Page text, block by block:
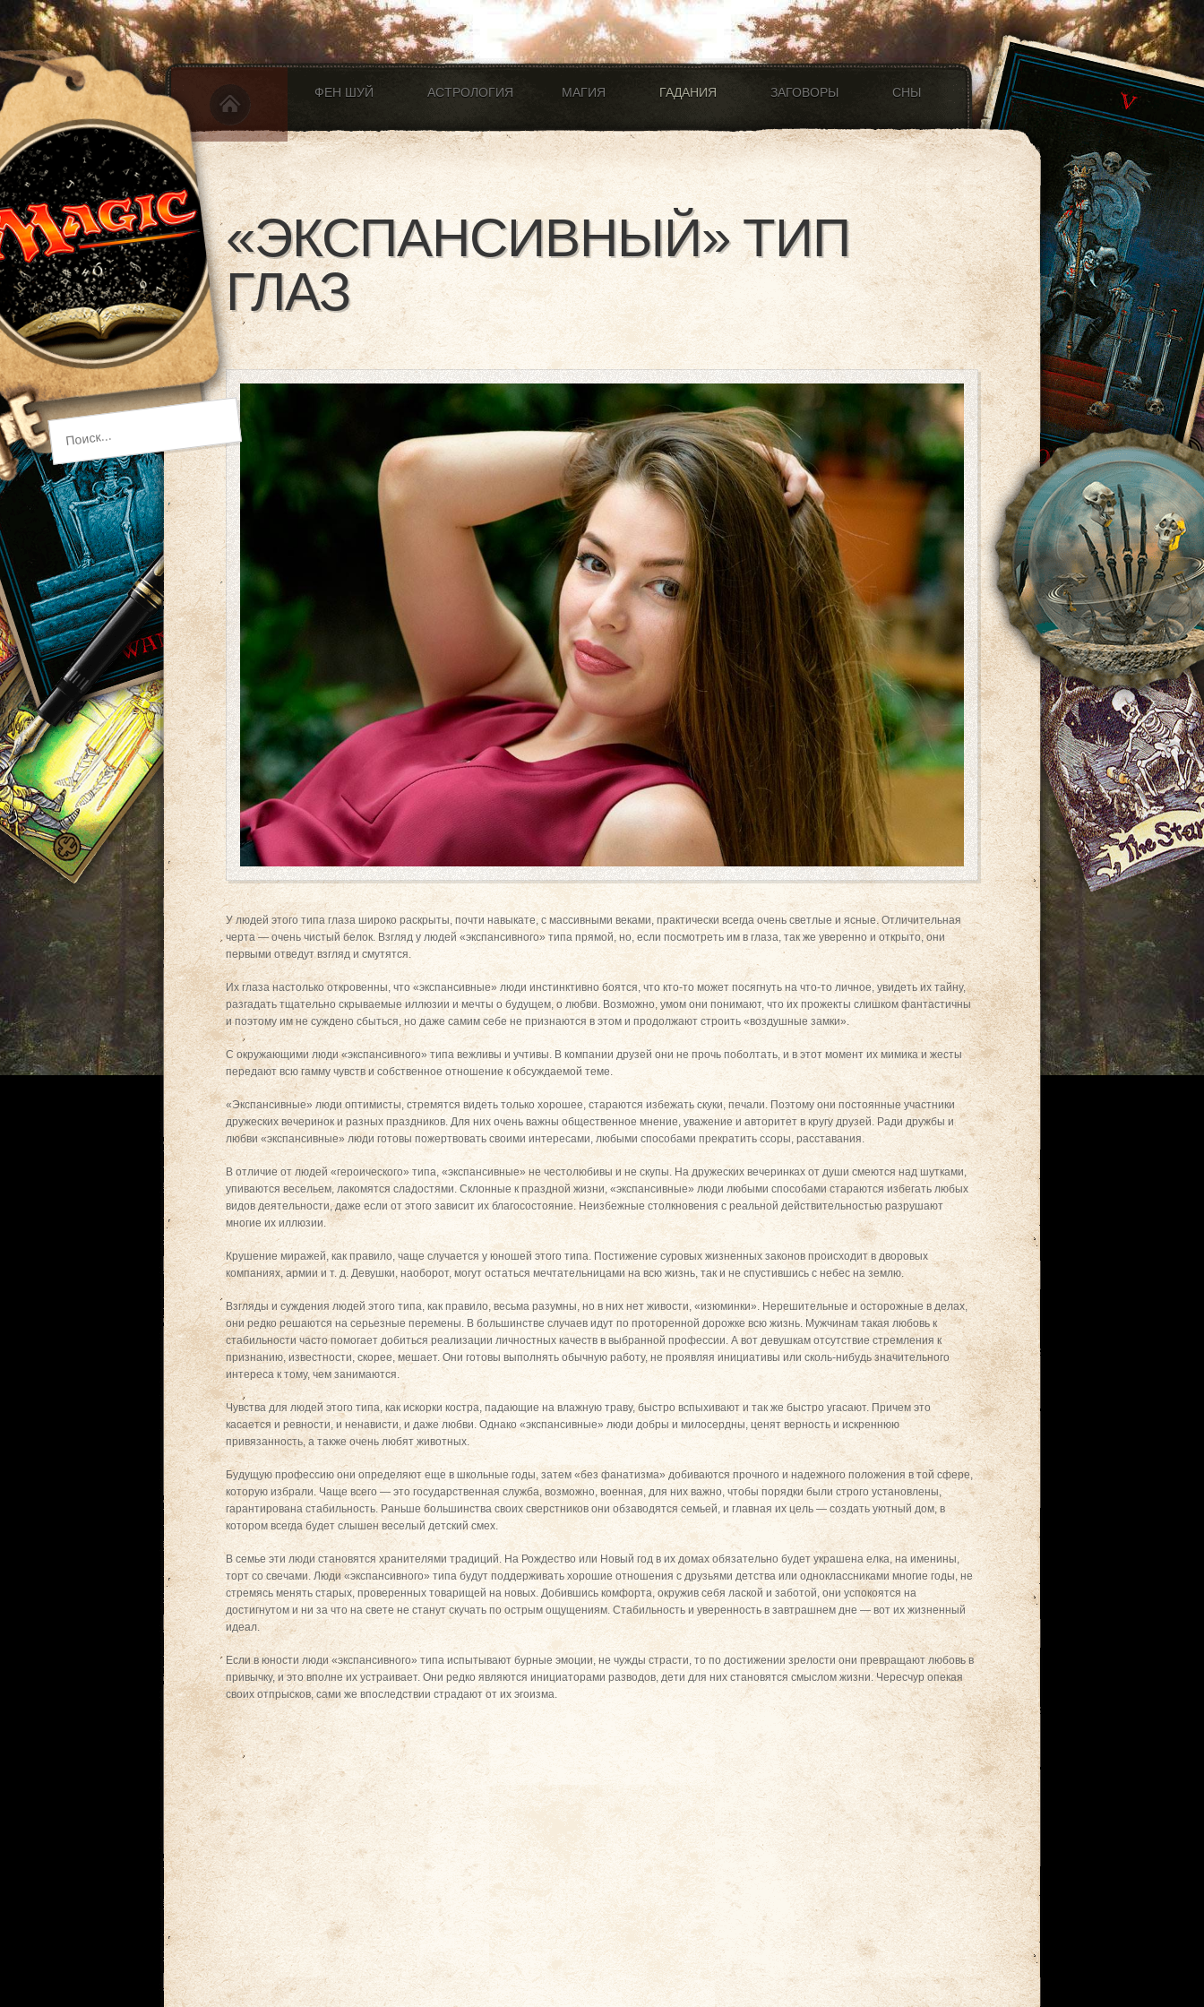
ФЕН ШУЙ АСТРОЛОГИЯ МАГИЯ ГАДАНИЯ ЗАГОВОРЫ СНЫ
«ЭКСПАНСИВНЫЙ» ТИП
ГЛАЗ
У людей этого типа глаза широко раскрыты, почти навыкате, с массивными веками, практически всегда очень светлые и ясные. Отличительная
черта — очень чистый белок. Взгляд у людей «экспансивного» типа прямой, но, если посмотреть им в глаза, так же уверенно и открыто, они
первыми отведут взгляд и смутятся.
Их глаза настолько откровенны, что «экспансивные» люди инстинктивно боятся, что кто-то может посягнуть на что-то личное, увидеть их тайну,
разгадать тщательно скрываемые иллюзии и мечты о будущем, о любви. Возможно, умом они понимают, что их прожекты слишком фантастичны
и поэтому им не суждено сбыться, но даже самим себе не признаются в этом и продолжают строить «воздушные замки».
С окружающими люди «экспансивного» типа вежливы и учтивы. В компании друзей они не прочь поболтать, и в этот момент их мимика и жесты
передают всю гамму чувств и собственное отношение к обсуждаемой теме.
«Экспансивные» люди оптимисты, стремятся видеть только хорошее, стараются избежать скуки, печали. Поэтому они постоянные участники
дружеских вечеринок и разных праздников. Для них очень важны общественное мнение, уважение и авторитет в кругу друзей. Ради дружбы и
любви «экспансивные» люди готовы пожертвовать своими интересами, любыми способами прекратить ссоры, расставания.
В отличие от людей «героического» типа, «экспансивные» не честолюбивы и не скупы. На дружеских вечеринках от души смеются над шутками,
упиваются весельем, лакомятся сладостями. Склонные к праздной жизни, «экспансивные» люди любыми способами стараются избегать любых
видов деятельности, даже если от этого зависит их благосостояние. Неизбежные столкновения с реальной действительностью разрушают
многие их иллюзии.
Крушение миражей, как правило, чаще случается у юношей этого типа. Постижение суровых жизненных законов происходит в дворовых
компаниях, армии и т. д. Девушки, наоборот, могут остаться мечтательницами на всю жизнь, так и не спустившись с небес на землю.
Взгляды и суждения людей этого типа, как правило, весьма разумны, но в них нет живости, «изюминки». Нерешительные и осторожные в делах,
они редко решаются на серьезные перемены. В большинстве случаев идут по проторенной дорожке всю жизнь. Мужчинам такая любовь к
стабильности часто помогает добиться реализации личностных качеств в выбранной профессии. А вот девушкам отсутствие стремления к
признанию, известности, скорее, мешает. Они готовы выполнять обычную работу, не проявляя инициативы или сколь-нибудь значительного
интереса к тому, чем занимаются.
Чувства для людей этого типа, как искорки костра, падающие на влажную траву, быстро вспыхивают и так же быстро угасают. Причем это
касается и ревности, и ненависти, и даже любви. Однако «экспансивные» люди добры и милосердны, ценят верность и искреннюю
привязанность, а также очень любят животных.
Будущую профессию они определяют еще в школьные годы, затем «без фанатизма» добиваются прочного и надежного положения в той сфере,
которую избрали. Чаще всего — это государственная служба, возможно, военная, для них важно, чтобы порядки были строго установлены,
гарантирована стабильность. Раньше большинства своих сверстников они обзаводятся семьей, и главная их цель — создать уютный дом, в
котором всегда будет слышен веселый детский смех.
В семье эти люди становятся хранителями традиций. На Рождество или Новый год в их домах обязательно будет украшена елка, на именины,
торт со свечами. Люди «экспансивного» типа будут поддерживать хорошие отношения с друзьями детства или одноклассниками многие годы, не
стремясь менять старых, проверенных товарищей на новых. Добившись комфорта, окружив себя лаской и заботой, они успокоятся на
достигнутом и ни за что на свете не станут скучать по острым ощущениям. Стабильность и уверенность в завтрашнем дне — вот их жизненный
идеал.
Если в юности люди «экспансивного» типа испытывают бурные эмоции, не чужды страсти, то по достижении зрелости они превращают любовь в
привычку, и это вполне их устраивает. Они редко являются инициаторами разводов, дети для них становятся смыслом жизни. Чересчур опекая
своих отпрысков, сами же впоследствии страдают от их эгоизма.